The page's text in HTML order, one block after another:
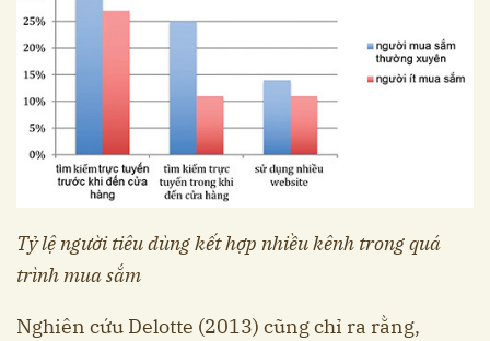
Tỷ lệ người tiêu dùng kết hợp nhiều kênh trong quá
trình mua sắm
Nghiên cứu Delotte (2013) cũng chỉ ra rằng,